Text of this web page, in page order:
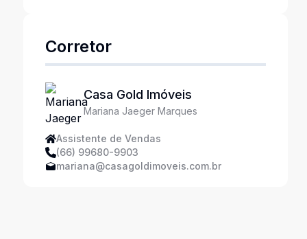
Corretor
Casa Gold Imóveis
Mariana Jaeger Marques
Assistente de Vendas
(66) 99680-9903
mariana@casagoldimoveis.com.br